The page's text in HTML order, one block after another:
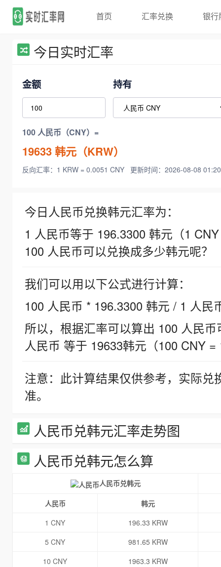
首页 汇率兑换 银行
今日实时汇率
金额 持有
100 人民币（CNY）=
19633韩元（KRW）
反向汇率：1 KRW = 0.0051 CNY 更新时间：2026-08-08
今日人民币兑换韩元汇率为：
1 人民币等于 196.3300 韩元（1
100 人民币可以兑换成多少韩元呢？
我们可以用以下公式进行计算：
100 人民币 * 196.3300 韩元 / 1 人民
所以，根据汇率可以算出 100 人民
人民币 等于 19633韩元（100 CNY =
注意：此计算结果仅供参考，实际
准。
人民币兑韩元汇率走势图
人民币兑韩元怎么算
人民币兑韩元
人民币
韩元
1 CNY
196.33 KRW
5 CNY
981.65 KRW
10 CNY
1963.3 KRW